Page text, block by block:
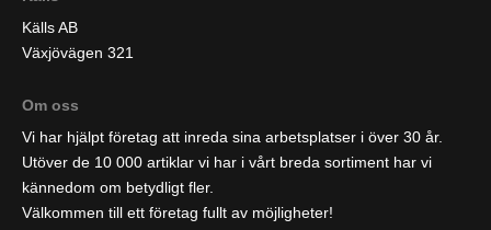
Källs AB
Växjövägen 321
Om oss
Vi har hjälpt företag att inreda sina arbetsplatser i över 30 år.
Utöver de 10 000 artiklar vi har i vårt breda sortiment har vi
kännedom om betydligt fler.
Välkommen till ett företag fullt av möjligheter!